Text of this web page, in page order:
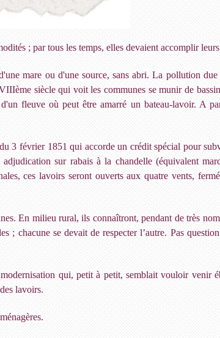
; par tous les temps, elles devaient accomplir
mare ou d'une source, sans abri. La pollution
siècle qui voit les communes se munir de
fleuve où peut être amarré un bateau-lavoir. A
3 février 1851 qui accorde un crédit spécial pour
sur rabais à la chandelle (équivalent
ces lavoirs seront ouverts aux quatre vents,
En milieu rural, ils connaîtront, pendant de très
; chacune se devait de respecter l’autre. Pas
qui, petit à petit, semblait vouloir venir
lavoirs.